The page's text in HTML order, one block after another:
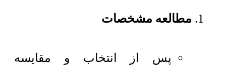
مطالعه مشخصات
پس از انتخاب و مقایسه